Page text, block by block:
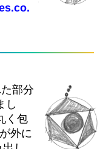
部分
し
く包
外に